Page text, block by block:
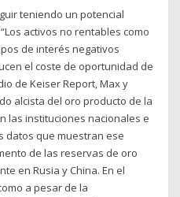
teniendo un potencial
activos no rentables como
de interés negativos
el coste de oportunidad de
de Keiser Report, Max y
alcista del oro producto de la
las instituciones nacionales e
datos que muestran ese
de las reservas de oro
en Rusia y China. En el
a pesar de la